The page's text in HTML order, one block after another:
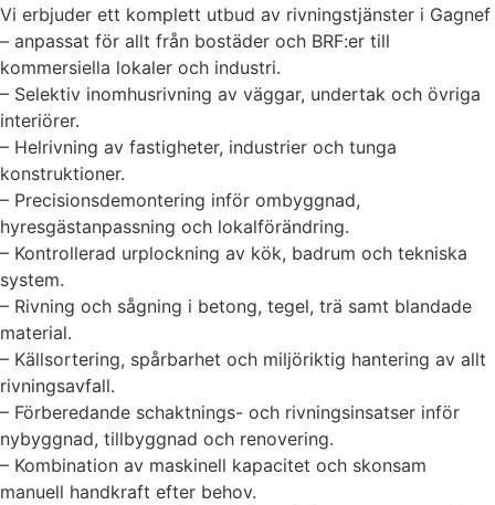
Vi erbjuder ett komplett utbud av rivningstjänster i Gagnef
– anpassat för allt från bostäder och BRF:er till
kommersiella lokaler och industri.
– Selektiv inomhusrivning av väggar, undertak och övriga
interiörer.
– Helrivning av fastigheter, industrier och tunga
konstruktioner.
– Precisionsdemontering inför ombyggnad,
hyresgästanpassning och lokalförändring.
– Kontrollerad urplockning av kök, badrum och tekniska
system.
– Rivning och sågning i betong, tegel, trä samt blandade
material.
– Källsortering, spårbarhet och miljöriktig hantering av allt
rivningsavfall.
– Förberedande schaktnings- och rivningsinsatser inför
nybyggnad, tillbyggnad och renovering.
– Kombination av maskinell kapacitet och skonsam
manuell handkraft efter behov.